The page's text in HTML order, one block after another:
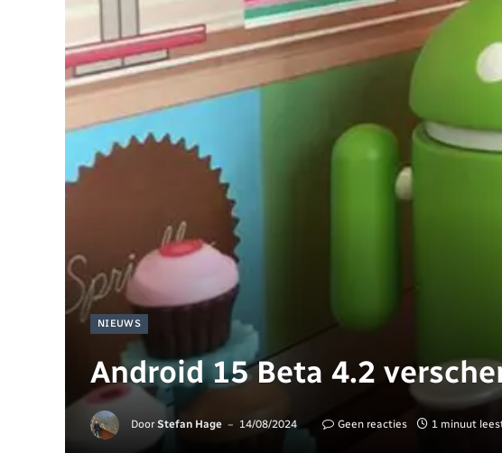
NIEUWS
Android 15 Beta 4.2
Door Stefan Hage 14/08/2024 Geen reacties 1 minuut